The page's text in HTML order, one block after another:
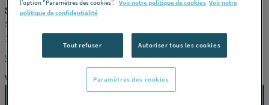
SANHA 110001A28F
Série 10001a - mâle-femelle -
110001A28F
Voir la description complète
Vous avez un projet ?
l’option "Paramètres des cookies”. Voir notre politique de cookies Voir notre
politique de confidentialité
Tout refuser Autoriser tous les cookies
Paramètres des cookies